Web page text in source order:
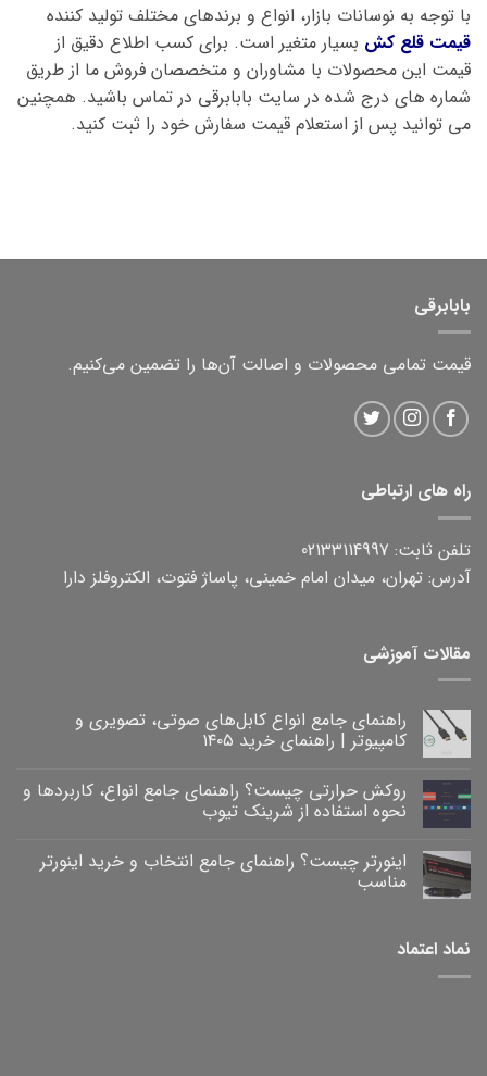
با توجه به نوسانات بازار، انواع و برندهای مختلف تولید کننده
قیمت قلع کش بسیار متغیر است. برای کسب اطلاع دقیق از
قیمت این محصولات با مشاوران و متخصصان فروش ما از طریق
شماره های درج شده در سایت بابابرقی در تماس باشید. همچنین
می توانید پس از استعلام قیمت سفارش خود را ثبت کنید.
بابابرقی
قیمت تمامی محصولات و اصالت آن‌ها را تضمین می‌کنیم.
راه های ارتباطی
تلفن ثابت: 02133114997
آدرس: تهران، میدان امام خمینی، پاساژ فتوت، الکتروفلز دارا
مقالات آموزشی
راهنمای جامع انواع کابل‌های صوتی، تصویری و
کامپیوتر | راهنمای خرید ۱۴۰۵
برای
راهنمای
جامع
صوتی،
تصویری
و
خرید
۱۴۰۵
ثبت
نشده
روکش حرارتی چیست؟ راهنمای جامع انواع، کاربردها و
نحوه استفاده از شرینک تیوب
برای
روکش
حرارتی
انواع،
کاربردها
ثبت
نشده
اینورتر چیست؟ راهنمای جامع انتخاب و خرید اینورتر
مناسب
اینورتر
چیست؟
نشده
نماد اعتماد